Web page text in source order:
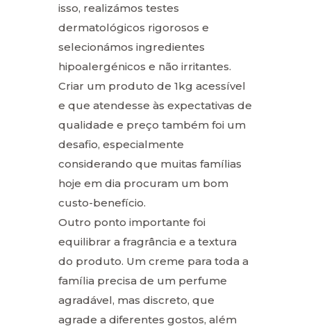
isso, realizámos testes
dermatológicos rigorosos e
selecionámos ingredientes
hipoalergénicos e não irritantes.
Criar um produto de 1kg acessível
e que atendesse às expectativas de
qualidade e preço também foi um
desafio, especialmente
considerando que muitas famílias
hoje em dia procuram um bom
custo-benefício.
Outro ponto importante foi
equilibrar a fragrância e a textura
do produto. Um creme para toda a
família precisa de um perfume
agradável, mas discreto, que
agrade a diferentes gostos, além